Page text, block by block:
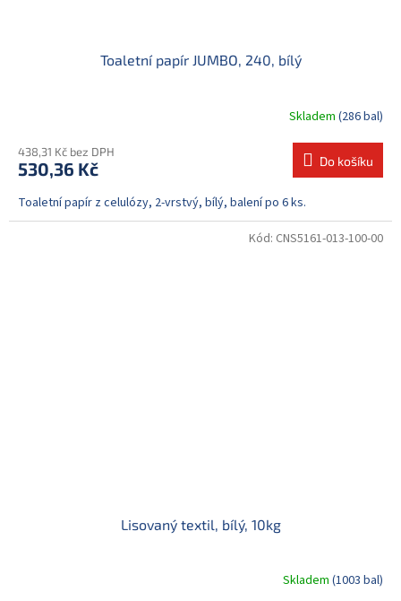
Toaletní papír JUMBO, 240, bílý
Skladem (286 bal)
438,31 Kč bez DPH
530,36 Kč Do košíku
Toaletní papír z celulózy, 2-vrstvý, bílý, balení po 6 ks.
Lisovaný textil, bílý, 10kg
Skladem (1003 bal)
Kód: CNS5161-013-100-00